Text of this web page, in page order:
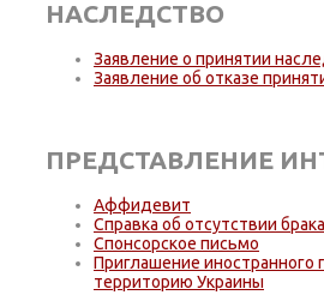
НАСЛЕДСТВО
Заявление о принятии
Заявление об отказе
ПРЕДСТАВЛЕНИЕ
Аффидевит
Справка об отсутствии брака
Спонсорское письмо
Приглашение иностранного
территорию Украины